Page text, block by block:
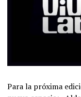
Para la próxima